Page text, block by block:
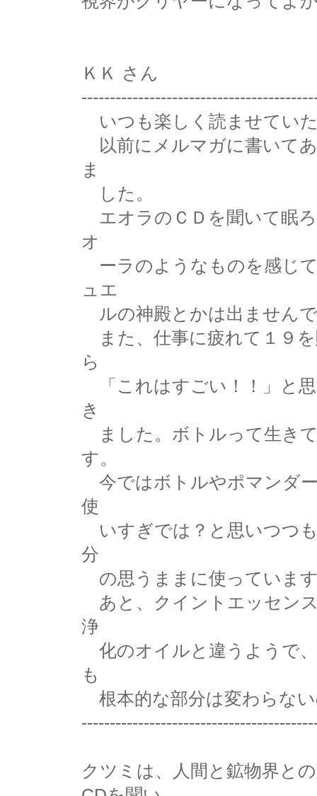
ＫＫ さん
いつも楽しく読ませてい
以前にメルマガに書いて
ま
した。
エオラのＣＤを聞いて眠
オ
ーラのようなものを感じ
ュエ
ルの神殿とかは出ません
また、仕事に疲れて１９
ら
「これはすごい！！」と
き
ました。ボトルって生き
す。
今ではボトルやポマンダ
使
いすぎでは？と思いつつ
分
の思うままに使っていま
あと、クイントエッセン
浄
化のオイルと違うようで
も
根本的な部分は変わらな
クツミは、人間と鉱物界と